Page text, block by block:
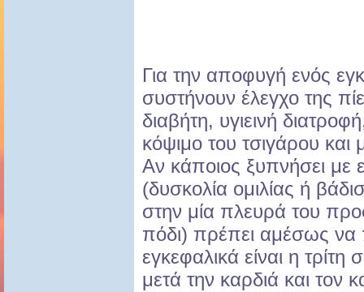
Για την αποφυγή ενός
συστήνουν έλεγχο της
διαβήτη, υγιεινή
κόψιμο του τσιγάρου και
Αν κάποιος ξυπνήσει με
(δυσκολία ομιλίας ή
στην μία πλευρά του
πόδι) πρέπει αμέσως να
εγκεφαλικά είναι η τρίτη
μετά την καρδιά και τον